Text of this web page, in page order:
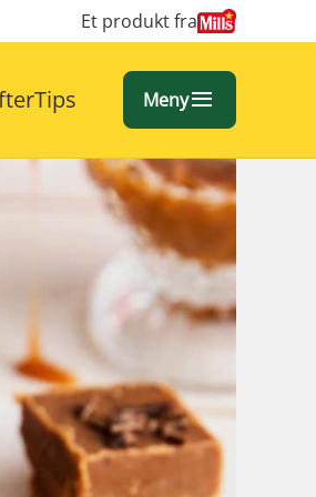
Et produkt fra
Tips Meny